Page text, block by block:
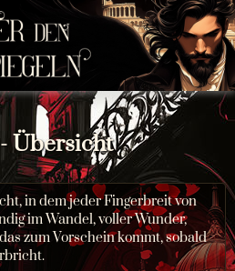
Übersicht
in dem jeder Fingerbreit von
im Wandel, voller Wunder,
zum Vorschein kommt, sobald